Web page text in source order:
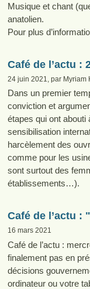
Musique et chant
anatolien.
Pour plus
Café de l’actu :
24 juin 2021, par Myriam
Dans un premier
conviction et
étapes qui ont abouti
sensibilisation
harcèlement des
comme pour les
sont surtout des
établissements…).
Café de l’actu :
16 mars 2021
Café de l’actu :
finalement pas en
décisions
ordinateur ou votre